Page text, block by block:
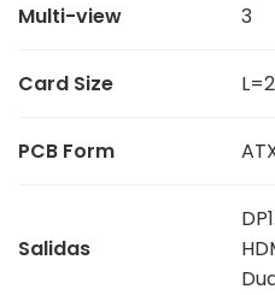
Multi-view 3
Card Size
PCB Form
Salidas